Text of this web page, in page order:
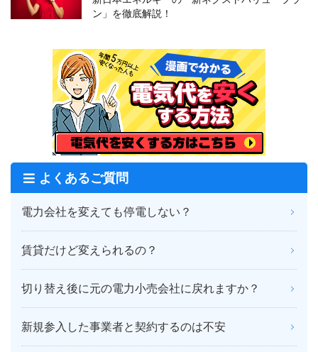
ン」を徹底解説！
よくあるご質問
電力会社を変えても停電しない？
賃貸だけど変えられるの？
切り替え後に元の電力小売会社に戻れますか？
新規参入した事業者と契約するのは不安